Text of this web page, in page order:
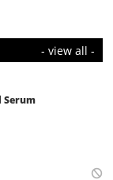
- view all -
Serum